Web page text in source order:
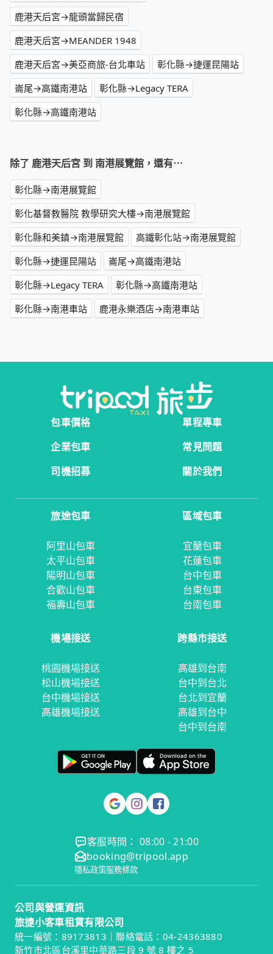
鹿港天后宮→龍頭當歸民宿
鹿港天后宮→MEANDER 1948
鹿港天后宮→美亞商旅-台北車站
彰化縣→捷運昆陽站
崙尾→高鐵南港站
彰化縣→Legacy TERA
彰化縣→高鐵南港站
除了 鹿港天后宮 到 南港展覽館，還有⋯
彰化縣→南港展覽館
彰化基督教醫院 教學研究大樓→南港展覽館
彰化縣和美鎮→南港展覽館
高鐵彰化站→南港展覽館
彰化縣→捷運昆陽站
崙尾→高鐵南港站
彰化縣→Legacy TERA
彰化縣→高鐵南港站
彰化縣→南港車站
鹿港永樂酒店→南港車站
包車價格
單程專車
企業包車
常見問題
司機招募
關於我們
旅途包車
阿里山包車
太平山包車
陽明山包車
合歡山包車
福壽山包車
區域包車
宜蘭包車
花蓮包車
台中包車
台東包車
台南包車
機場接送
桃園機場接送
松山機場接送
台中機場接送
高雄機場接送
跨縣市接送
高雄到台南
台中到台北
台北到宜蘭
高雄到台中
台中到台南
客服時間： 08:00 - 21:00
booking@tripool.app
隱私政策服務條款
公司與營運資訊
旅捷小客車租賃有限公司
統一編號：89173813｜聯絡電話：04-24363880
新竹市北區台溪里中華路三段 9 號 8 樓之 5